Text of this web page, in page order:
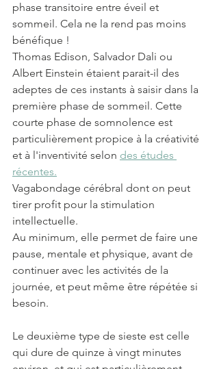
phase transitoire entre éveil et
sommeil. Cela ne la rend pas moins
bénéfique !
Thomas Edison, Salvador Dali ou
Albert Einstein étaient parait-il des
adeptes de ces instants à saisir dans la
première phase de sommeil. Cette
courte phase de somnolence est
particulièrement propice à la créativité
et à l'inventivité selon des études
récentes.
Vagabondage cérébral dont on peut
tirer profit pour la stimulation
intellectuelle.
Au minimum, elle permet de faire une
pause, mentale et physique, avant de
continuer avec les activités de la
journée, et peut même être répétée si
besoin.
Le deuxième type de sieste est celle
qui dure de quinze à vingt minutes